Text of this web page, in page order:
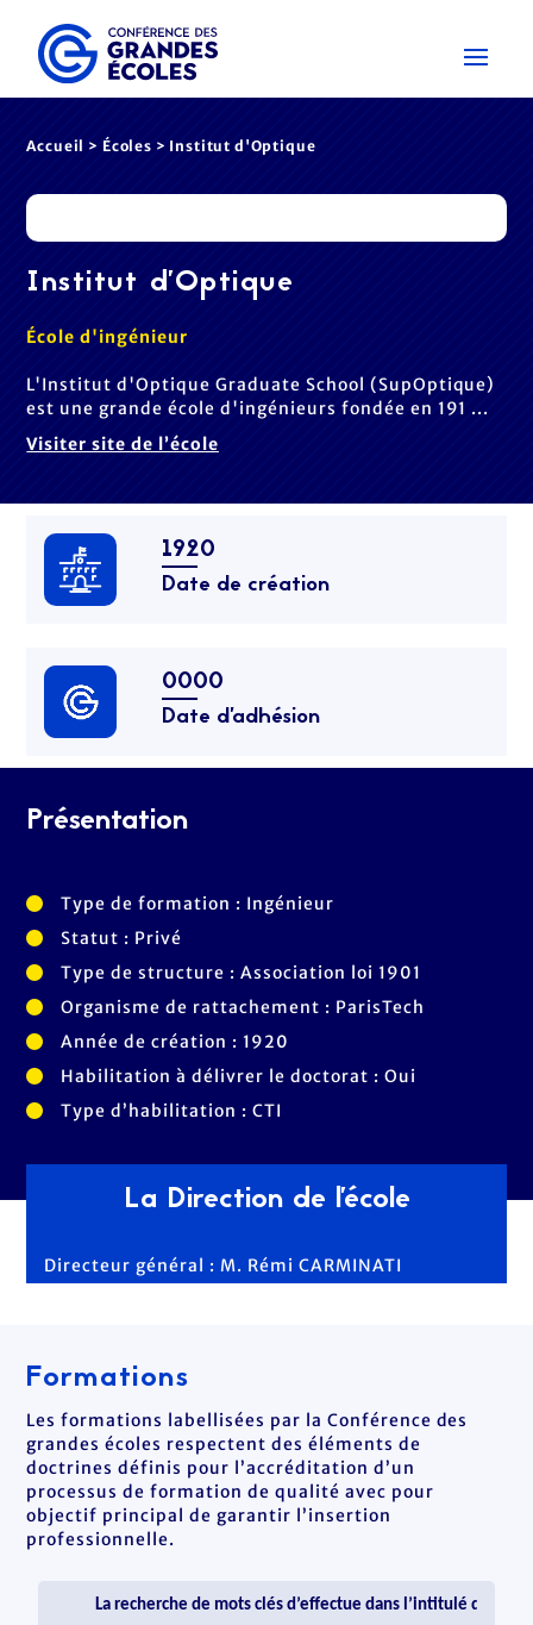
Accueil > Écoles > Institut d'Optique
Institut d'Optique
École d'ingénieur
L'Institut d'Optique Graduate School (SupOptique)
est une grande école d'ingénieurs fondée en 191 ...
Visiter site de l’école
1920
Date de création
0000
Date d’adhésion
Présentation
Type de formation : Ingénieur
Statut : Privé
Type de structure : Association loi 1901
Organisme de rattachement : ParisTech
Année de création : 1920
Habilitation à délivrer le doctorat : Oui
Type d’habilitation : CTI
La Direction de l'école
Directeur général : M. Rémi CARMINATI
Formations
Les formations labellisées par la Conférence des
grandes écoles respectent des éléments de
doctrines définis pour l’accréditation d’un
processus de formation de qualité avec pour
objectif principal de garantir l’insertion
professionnelle.